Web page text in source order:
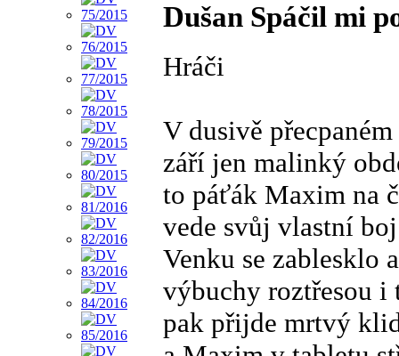
Dušan Spáčil mi
Hráči
V dusivě
září jen malinký
to páťák Maxim na
vede svůj vlastní
Venku se zablesklo
výbuchy roztřesou i
pak přijde mrtvý